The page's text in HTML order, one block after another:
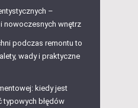
–
nowoczesnych wnętrz
podczas remontu to
wady i praktyczne
kiedy jest
typowych błędów